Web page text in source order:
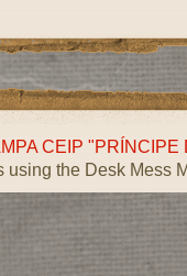
CEIP "PRÍNCIPE
using the Desk Mess